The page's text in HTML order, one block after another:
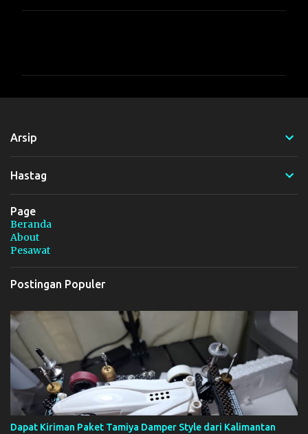
Arsip
Hastag
Page
Beranda
About
Pesawat
Postingan Populer
Dapat Kiriman Paket Tamiya Damper Style dari Kalimantan